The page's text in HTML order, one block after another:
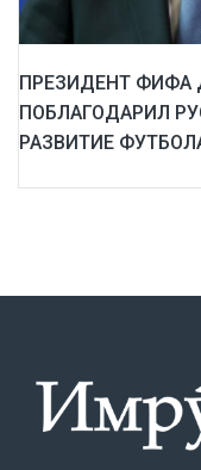
ПРЕЗИДЕНТ
ПОБЛАГОДАРИЛ
РАЗВИТИЕ